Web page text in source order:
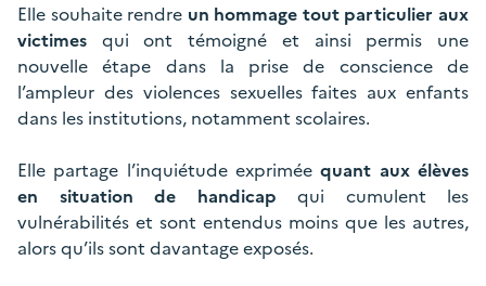
Elle souhaite rendre un hommage tout particulier aux
victimes qui ont témoigné et ainsi permis une
nouvelle étape dans la prise de conscience de
l’ampleur des violences sexuelles faites aux enfants
dans les institutions, notamment scolaires.
Elle partage l’inquiétude exprimée quant aux élèves
en situation de handicap qui cumulent les
vulnérabilités et sont entendus moins que les autres,
alors qu’ils sont davantage exposés.